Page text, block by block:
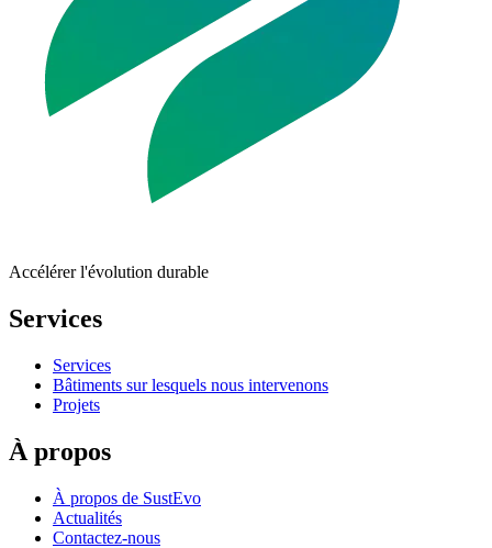
Accélérer l'évolution durable
Services
Services
Bâtiments sur lesquels nous intervenons
Projets
À propos
À propos de SustEvo
Actualités
Contactez-nous